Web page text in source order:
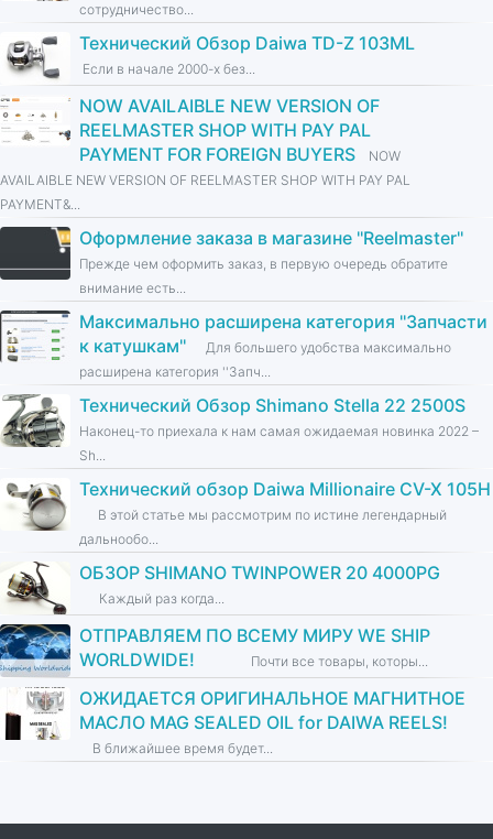
сотрудничество...
Технический Обзор Daiwa TD-Z 103ML
Если в начале 2000-х без...
NOW AVAILAIBLE NEW VERSION OF
REELMASTER SHOP WITH PAY PAL
PAYMENT FOR FOREIGN BUYERS
NOW
AVAILAIBLE NEW VERSION OF REELMASTER SHOP WITH PAY PAL
PAYMENT&...
Оформление заказа в магазине ''Reelmaster''
Прежде чем оформить заказ, в первую очередь обратите
внимание есть...
Максимально расширена категория ''Запчасти
к катушкам''
Для большего удобства максимально
расширена категория ''Запч...
Технический Обзор Shimano Stella 22 2500S
Наконец-то приехала к нам самая ожидаемая новинка 2022 –
Sh...
Технический обзор Daiwa Millionaire CV-X 105H
В этой статье мы рассмотрим по истине легендарный
дальнообо...
ОБЗОР SHIMANO TWINPOWER 20 4000PG
Каждый раз когда...
ОТПРАВЛЯЕМ ПО ВСЕМУ МИРУ WE SHIP
WORLDWIDE!
Почти все товары, которы...
ОЖИДАЕТСЯ ОРИГИНАЛЬНОЕ МАГНИТНОЕ
МАСЛО MAG SEALED OIL for DAIWA REELS!
В ближайшее время будет...